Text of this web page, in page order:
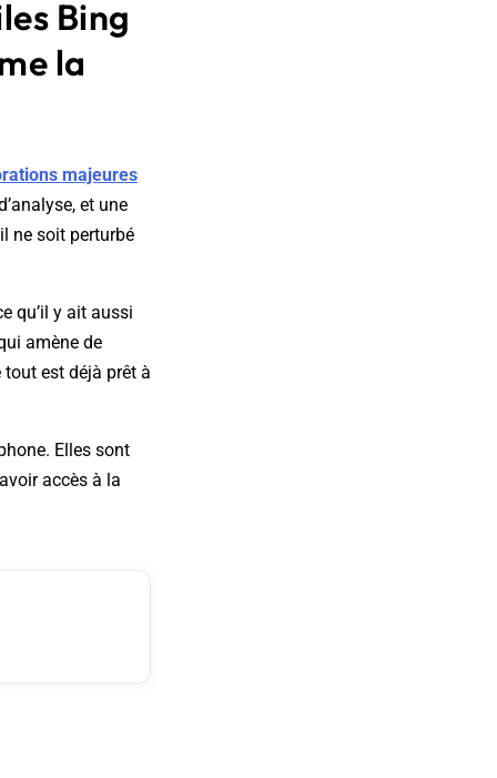
Bing
la
majeures
et une
ne soit perturbé
qu’il y ait aussi
amène de
est déjà prêt à
Elles sont
accès à la